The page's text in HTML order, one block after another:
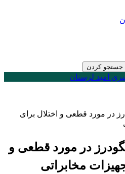
در مورد قطعی و اختلال برای
در مورد قطعی و
مخابراتی